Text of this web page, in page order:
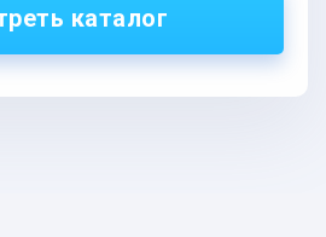
каталог